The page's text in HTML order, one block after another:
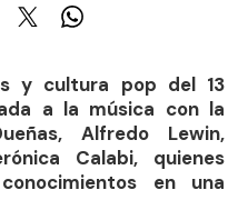
y cultura pop del 13
a la música con la
Alfredo Lewin,
Calabi, quienes
en una